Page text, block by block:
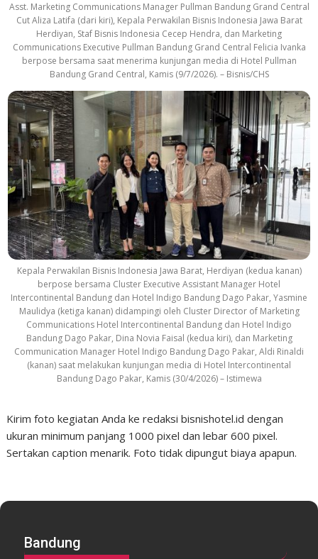
Asst. Marketing Communications Manager Pullman Bandung Grand Central
Cut Aliza Latifa (dari kiri), Kepala Perwakilan Bisnis Indonesia Jawa Barat
Herdiyan, Staf Bisnis Indonesia Cecep Hendra, dan Marketing
Communications Executive Pullman Bandung Grand Central Felicia Ivanka
berpose bersama saat menerima kunjungan media di Hotel Pullman
Bandung Grand Central, Kamis (9/7/2026). – Bisnis/CHS
Kepala Perwakilan Bisnis Indonesia Jawa Barat, Herdiyan (kedua kanan)
berpose bersama Cluster Executive Assistant Manager Hotel
Intercontinental Bandung dan Hotel Indigo Bandung Dago Pakar, Yasmine
Maulidya (ketiga kanan) didampingi oleh Cluster Director of Marketing
Communications Hotel Intercontinental Bandung dan Hotel Indigo
Bandung Dago Pakar, Dina Novia Faisal (kedua kiri), dan Marketing
Communication Manager Hotel Indigo Bandung Dago Pakar, Aldi Rinaldi
(kanan) saat melakukan kunjungan media di Hotel Intercontinental
Bandung Dago Pakar, Kamis (30/4/2026) – Istimewa
Kirim foto kegiatan Anda ke redaksi bisnishotel.id dengan
ukuran minimum panjang 1000 pixel dan lebar 600 pixel.
Sertakan caption menarik. Foto tidak dipungut biaya apapun.
Bandung